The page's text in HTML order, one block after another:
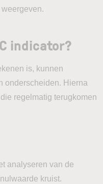
indicator?
is, kunnen
onderscheiden. Hierna
regelmatig terugkomen
analyseren van de
kruist.